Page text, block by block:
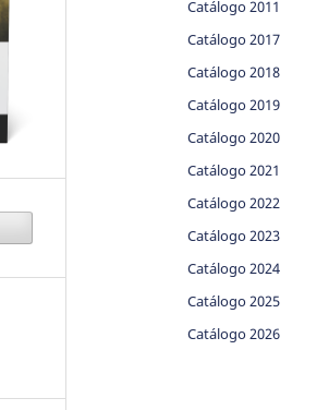
Catálogo 2011
Catálogo 2017
Catálogo 2018
Catálogo 2019
Catálogo 2020
Catálogo 2021
Catálogo 2022
Catálogo 2023
Catálogo 2024
Catálogo 2025
Catálogo 2026